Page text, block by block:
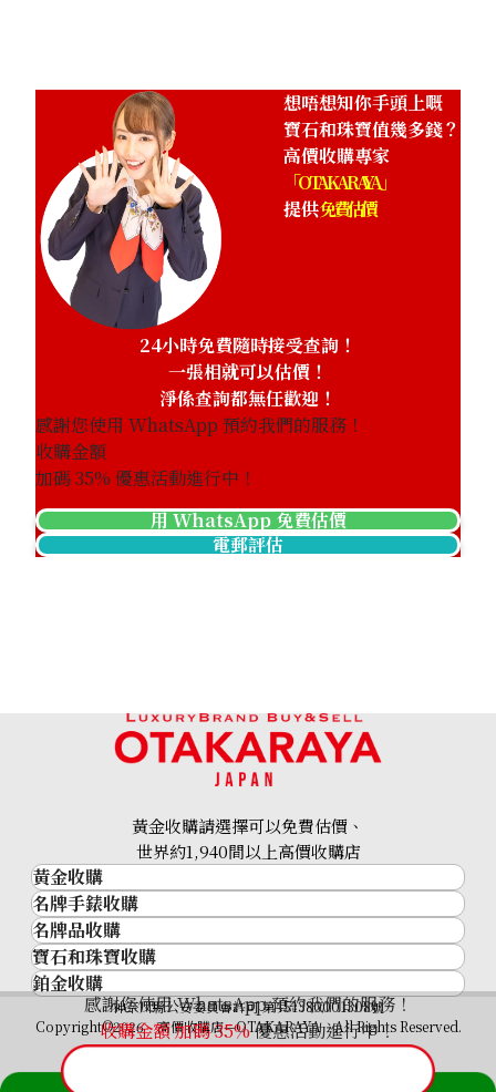
Citrine diamond ring 11.5ct
參考回收價
HKD 3,943.08
想唔想知你手頭上嘅
寶石和珠寶值幾多錢？
高價收購專家
「OTAKARAYA」
提供免費估價
24小時免費隨時接受查詢！
一張相就可以估價！
淨係查詢都無任歡迎！
感謝您使用 WhatsApp 預約我們的服務！
收購金額
加碼35% 優惠活動進行中！
用 WhatsApp 免費估價
電郵評估
感謝您使用 WhatsApp 預約我們的服務！
收購金額 加碼35%優惠活動進行中！
黃金收購請選擇可以免費估價、
世界約1,940間以上高價收購店
黃金收購
黃金･金條
金條
金幣及銀幣
過去十年黃金價格
金飾
金戒指
金頸鍊
名牌手錶收購
名牌手錶收購
勞力士 (Rolex)
Patek Philippe
Audemars Piguet
Vacheron Constantin
A. Lange & Söhne
名牌品收購
名牌品收購
HERMES
LOUIS VUITTON
CHANEL
卡地亞（Cartier）
寶石和珠寶收購
寶石和珠寶
祖母綠
藍寶石
鉑金收購
神奈川縣公安委員會許可 第451380001308號
Copyright©2026 高價收購店—OTAKARAYA All Rights Reserved.